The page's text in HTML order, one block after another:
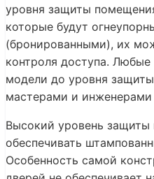
уровня защиты
которые будут
(бронированными), их
контроля доступа. Любые
модели до уровня
мастерами и
Высокий уровень защиты
обеспечивать
Особенность самой